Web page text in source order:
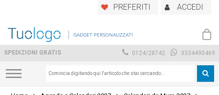
main
PREFERITI ACCEDI
GADGET PERSONALIZZATI
SPEDIZIONI GRATIS 0124/28742 3334490469